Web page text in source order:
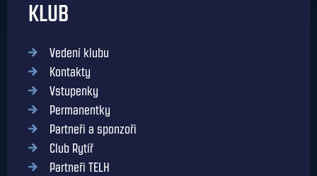
KLUB
Vedení klubu
Kontakty
Vstupenky
Permanentky
Partneři a sponzoři
Club Rytíř
Partneři TELH